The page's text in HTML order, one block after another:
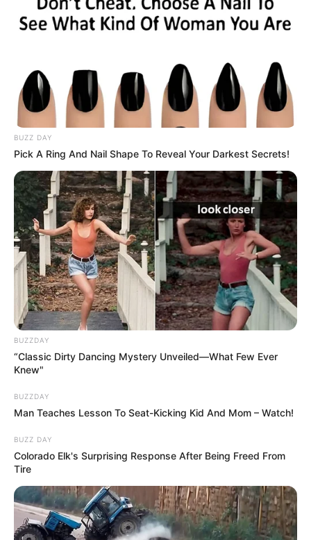
BUZZ DAY
Pick A Ring And Nail Shape To Reveal Your Darkest Secrets!
BUZZDAY
“Classic Dirty Dancing Mystery Unveiled—What Few Ever
Knew"
BUZZDAY
Man Teaches Lesson To Seat-Kicking Kid And Mom – Watch!
BUZZ DAY
Colorado Elk's Surprising Response After Being Freed From
Tire